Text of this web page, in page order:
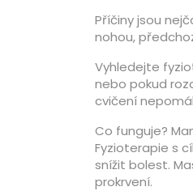
Příčiny jsou
nohou,
Vyhledejte
nebo pokud
cvičení
Co funguje?
Fyzioterapie s
snížit bolest.
prokrvení.